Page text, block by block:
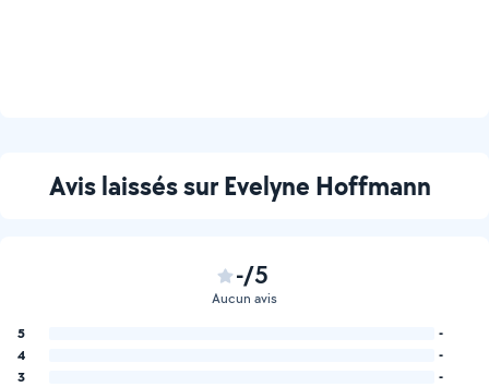
Avis laissés sur Evelyne Hoffmann
-/5
Aucun avis
5
-
4
-
3
-